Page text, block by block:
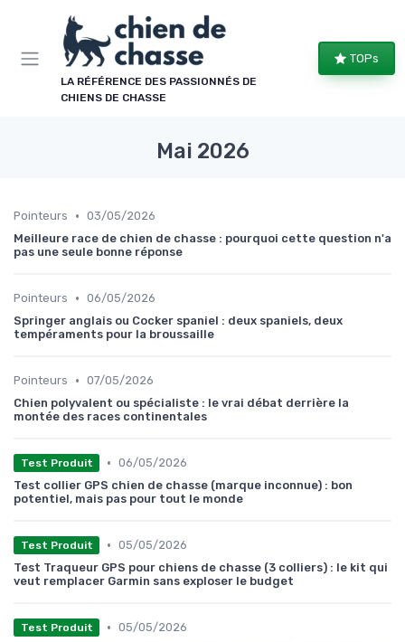
LA RÉFÉRENCE DES PASSIONNÉS DE
CHIENS DE CHASSE
TOPs
Mai 2026
Pointeurs • 03/05/2026
Meilleure race de chien de chasse : pourquoi cette question n'a
pas une seule bonne réponse
Pointeurs • 06/05/2026
Springer anglais ou Cocker spaniel : deux spaniels, deux
tempéraments pour la broussaille
Pointeurs • 07/05/2026
Chien polyvalent ou spécialiste : le vrai débat derrière la
montée des races continentales
Test Produit • 06/05/2026
Test collier GPS chien de chasse (marque inconnue) : bon
potentiel, mais pas pour tout le monde
Test Produit • 05/05/2026
Test Traqueur GPS pour chiens de chasse (3 colliers) : le kit qui
veut remplacer Garmin sans exploser le budget
Test Produit • 05/05/2026
Panneau de gestion des cookies